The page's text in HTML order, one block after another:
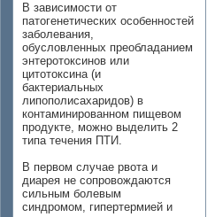
В зависимости от
патогенетических особенностей
заболевания,
обусловленных преобладанием
энтеротоксинов или
цитотоксина (и
бактериальных
липополисахаридов) в
контаминированном пищевом
продукте, можно выделить 2
типа течения ПТИ.
В первом случае рвота и
диарея не сопровождаются
сильным болевым
синдромом, гипертермией и